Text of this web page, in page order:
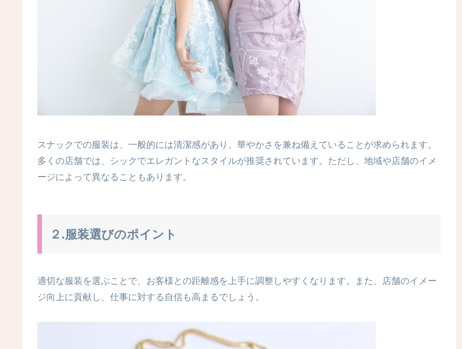
スナックでの服装は、一般的には清潔感があり、華やかさを兼ね備えていることが求められます。
多くの店舗では、シックでエレガントなスタイルが推奨されています。ただし、地域や店舗のイメ
ージによって異なることもあります。
２.服装選びのポイント
適切な服装を選ぶことで、お客様との距離感を上手に調整しやすくなります。また、店舗のイメー
ジ向上に貢献し、仕事に対する自信も高まるでしょう。